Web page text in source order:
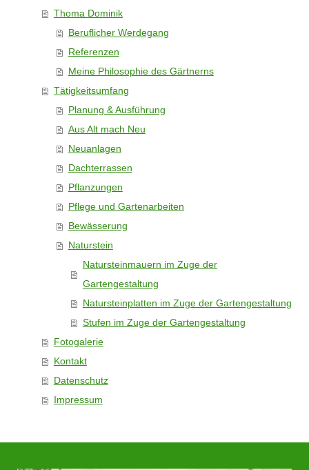
Thoma Dominik
Beruflicher Werdegang
Referenzen
Meine Philosophie des Gärtnerns
Tätigkeitsumfang
Planung & Ausführung
Aus Alt mach Neu
Neuanlagen
Dachterrassen
Pflanzungen
Pflege und Gartenarbeiten
Bewässerung
Naturstein
Natursteinmauern im Zuge der
Gartengestaltung
Natursteinplatten im Zuge der Gartengestaltung
Stufen im Zuge der Gartengestaltung
Fotogalerie
Kontakt
Datenschutz
Impressum